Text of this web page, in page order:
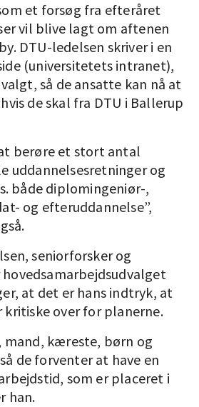
et forsøg fra efteråret
vil blive lagt om aftenen
DTU-ledelsen skriver i en
(universitetets intranet),
så de ansatte kan nå at
de skal fra DTU i Ballerup
berøre et stort antal
uddannelsesretninger og
både diplomingeniør-,
og efteruddannelse”,
seniorforsker og
at det er hans indtryk, at
kritiske over for planerne.
mand, kæreste, børn og
de forventer at have en
som er placeret i
han.